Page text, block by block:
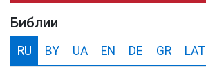
Библии
RU BY UA EN DE GR LAT